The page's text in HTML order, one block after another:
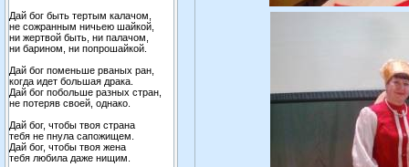
Дай бог быть тертым калачом,
не сожранным ничьею шайкой,
ни жертвой быть, ни палачом,
ни барином, ни попрошайкой.
Дай бог поменьше рваных ран,
когда идет большая драка.
Дай бог побольше разных стран,
не потеряв своей, однако.
Дай бог, чтобы твоя страна
тебя не пнула сапожищем.
Дай бог, чтобы твоя жена
тебя любила даже нищим.